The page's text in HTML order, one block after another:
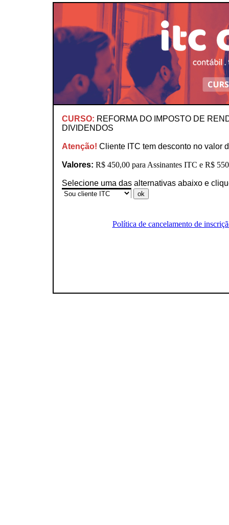
CURSO: REFORMA DO IMPOSTO DE
DIVIDENDOS
Atenção! Cliente ITC tem desconto no valor
Valores: R$ 450,00 para Assinantes ITC e R$
Selecione uma das alternativas abaixo e
Política de cancelamento de